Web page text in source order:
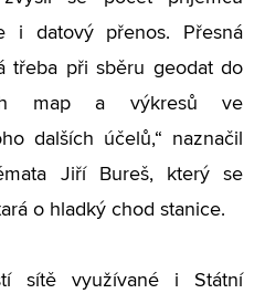
i datový přenos. Přesná
třeba při sběru geodat do
map a výkresů ve
dalších účelů,“ naznačil
Jiří Bureš, který se
o hladký chod stanice.
sítě využívané i Státní